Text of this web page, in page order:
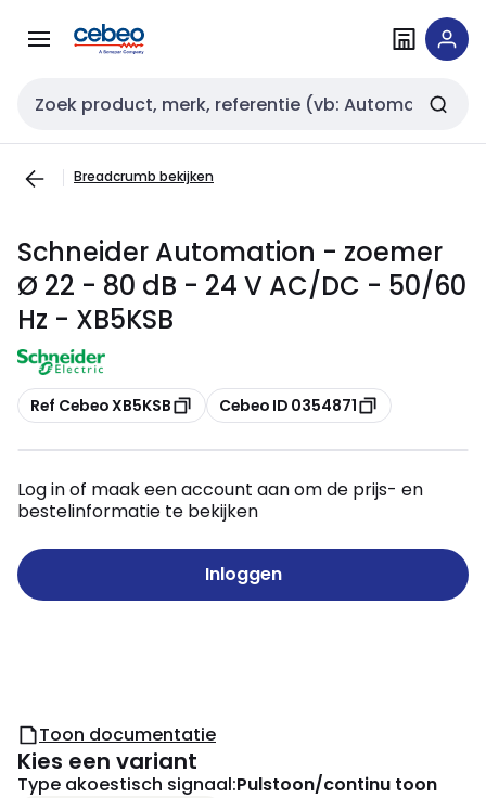
naar
naar
Zoekveld invoer
Breadcrumb bekijken
Schneider Automation - zoemer
Ø 22 - 80 dB - 24 V AC/DC - 50/60
Hz - XB5KSB
Kopiëren
Ref Cebeo XB5KSB Kopiëren
Cebeo ID 0354871
Log in of maak een account aan om de prijs- en
bestelinformatie te bekijken
Inloggen
Toon documentatie
Kies een variant
Type akoestisch signaal:Pulstoon/continu toon